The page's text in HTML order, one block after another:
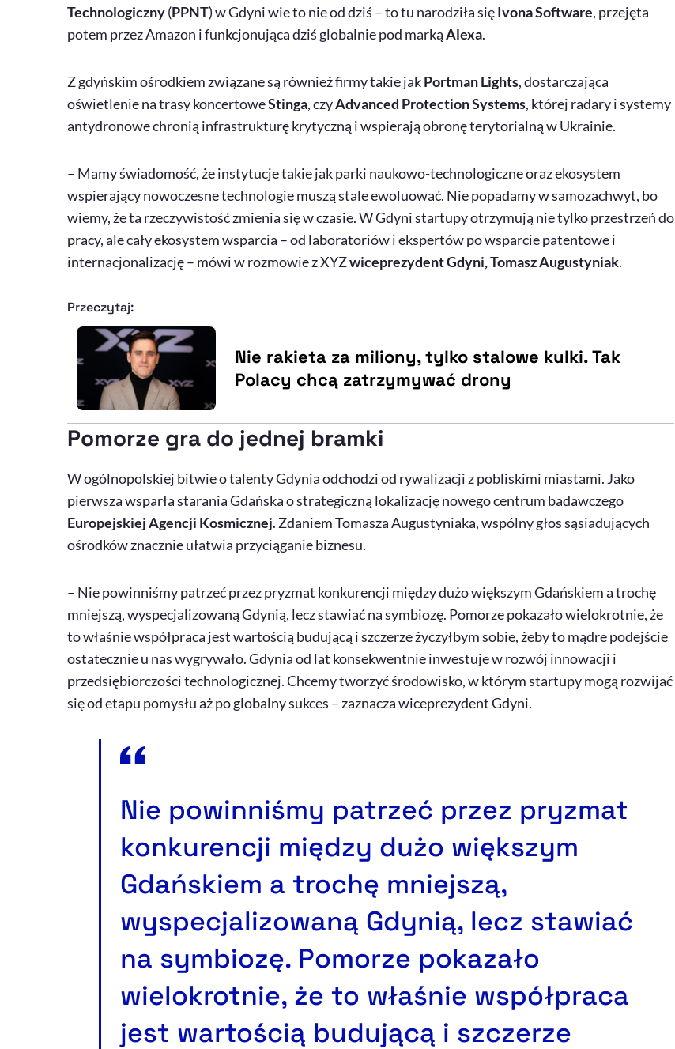
Technologiczny(PPNT) w Gdyni wie to nie od dziś – to tu narodziła sięIvonaSoftware, przejęta
potem przez Amazon i funkcjonująca dziś globalnie pod markąAlexa.
Z gdyńskim ośrodkiem związane są również firmy takie jakPortman Lights, dostarczająca
oświetlenie na trasy koncertoweStinga, czyAdvanced Protection Systems, której radary i systemy
antydronowe chronią infrastrukturę krytyczną i wspierają obronę terytorialną w Ukrainie.
– Mamy świadomość, że instytucje takie jak parki naukowo-technologiczne oraz ekosystem
wspierający nowoczesne technologie muszą stale ewoluować. Nie popadamy w samozachwyt, bo
wiemy, że ta rzeczywistość zmienia się w czasie. W Gdyni startupy otrzymują nie tylko przestrzeń do
pracy, ale cały ekosystem wsparcia – od laboratoriów i ekspertów po wsparcie patentowe i
internacjonalizację – mówi w rozmowie z XYZwiceprezydent Gdyni, Tomasz Augustyniak.
Przeczytaj:
Nie rakieta za miliony, tylko stalowe kulki. Tak
Polacy chcą zatrzymywać drony
Pomorze gra do jednej bramki
W ogólnopolskiej bitwie o talenty Gdynia odchodzi od rywalizacji z pobliskimi miastami. Jako
pierwsza wsparła starania Gdańska o strategiczną lokalizację nowego centrum badawczego
Europejskiej Agencji Kosmicznej. Zdaniem Tomasza Augustyniaka, wspólny głos sąsiadujących
ośrodków znacznie ułatwia przyciąganie biznesu.
– Nie powinniśmy patrzeć przez pryzmat konkurencji między dużo większym Gdańskiem a trochę
mniejszą, wyspecjalizowaną Gdynią, lecz stawiać na symbiozę. Pomorze pokazało wielokrotnie, że
to właśnie współpraca jest wartością budującą i szczerze życzyłbym sobie, żeby to mądre podejście
ostatecznie u nas wygrywało. Gdynia od lat konsekwentnie inwestuje w rozwój innowacji i
przedsiębiorczości technologicznej. Chcemy tworzyć środowisko, w którym startupy mogą rozwijać
się od etapu pomysłu aż po globalny sukces – zaznacza wiceprezydent Gdyni.
Nie powinniśmy patrzeć przez pryzmat
konkurencji między dużo większym
Gdańskiem a trochę mniejszą,
wyspecjalizowaną Gdynią, lecz stawiać
na symbiozę. Pomorze pokazało
wielokrotnie, że to właśnie współpraca
jest wartością budującą i szczerze